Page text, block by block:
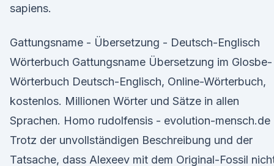
sapiens.
Gattungsname - Übersetzung - Deutsch-Englisch
Wörterbuch Gattungsname Übersetzung im Glosbe-
Wörterbuch Deutsch-Englisch, Online-Wörterbuch,
kostenlos. Millionen Wörter und Sätze in allen
Sprachen. Homo rudolfensis - evolution-mensch.de
Trotz der unvollständigen Beschreibung und der
Tatsache, dass Alexeev mit dem Original-Fossil